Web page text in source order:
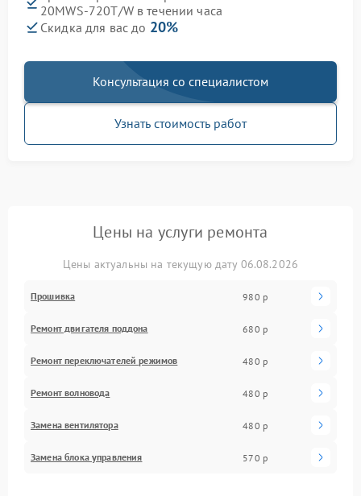
20MWS-720T/W в течении часа
Скидка для вас до 20%
Консультация со специалистом
Узнать стоимость работ
Цены на услуги ремонта
Цены актуальны на текущую дату 06.08.2026
Прошивка 980 р
Ремонт двигателя поддона 680 р
Ремонт переключателей режимов 480 р
Ремонт волновода 480 р
Замена вентилятора 480 р
Замена блока управления 570 р